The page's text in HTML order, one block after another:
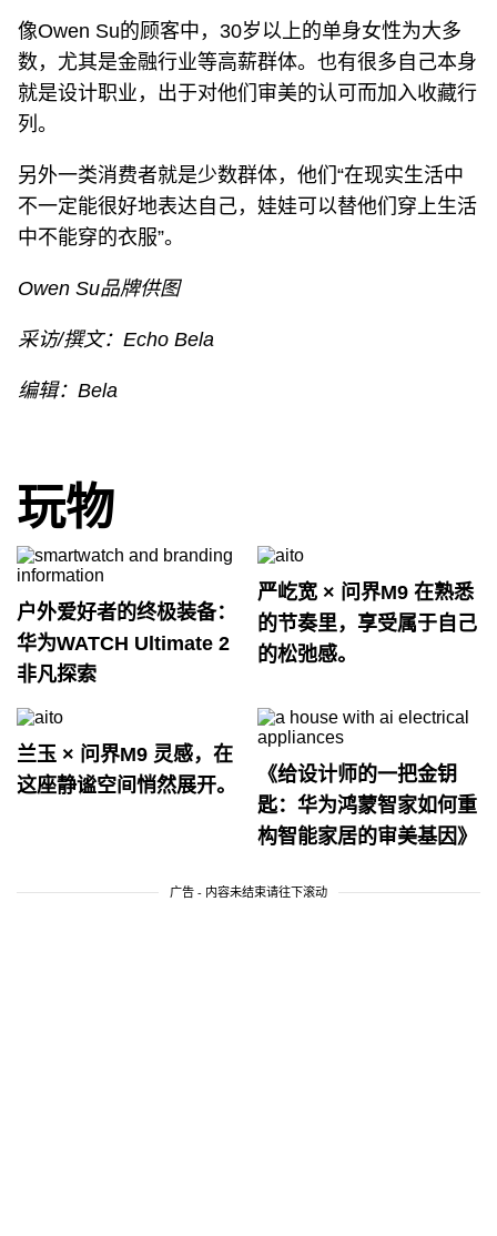
像Owen Su的顾客中，30岁以上的单身女性为大多
数，尤其是金融行业等高薪群体。也有很多自己本身
就是设计职业，出于对他们审美的认可而加入收藏行
列。
另外一类消费者就是少数群体，他们“在现实生活中
不一定能很好地表达自己，娃娃可以替他们穿上生活
中不能穿的衣服”。
Owen Su品牌供图
采访/撰文：Echo Bela
编辑：Bela
玩物
户外爱好者的终极装备：
华为WATCH Ultimate 2
非凡探索
严屹宽 × 问界M9 在熟悉
的节奏里，享受属于自己
的松弛感。
兰玉 × 问界M9 灵感，在
这座静谧空间悄然展开。
《给设计师的一把金钥
匙：华为鸿蒙智家如何重
构智能家居的审美基因》
广告 - 内容未结束请往下滚动